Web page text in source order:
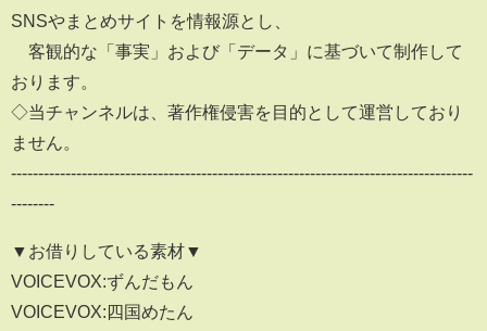
SNSやまとめサイトを情報源とし、
客観的な「事実」および「データ」に基づいて制作して
おります。
◇当チャンネルは、著作権侵害を目的として運営しており
ません。
-------------------------------------------------------------------------------------
--------
▼お借りしている素材▼
VOICEVOX:ずんだもん
VOICEVOX:四国めたん